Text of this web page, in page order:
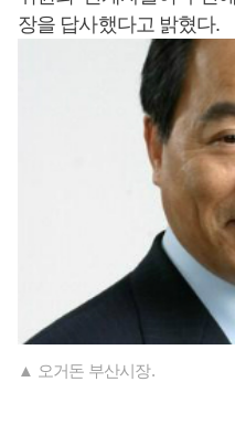
장을 답사했다고 밝혔다.
▲ 오거돈 부산시장.